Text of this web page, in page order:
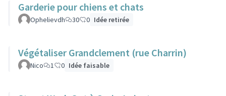
Garderie pour chiens et chats
Ophelievdh 30 0 Idée retirée
Végétaliser Grandclement (rue Charrin)
Nico 1 0 Idée faisable